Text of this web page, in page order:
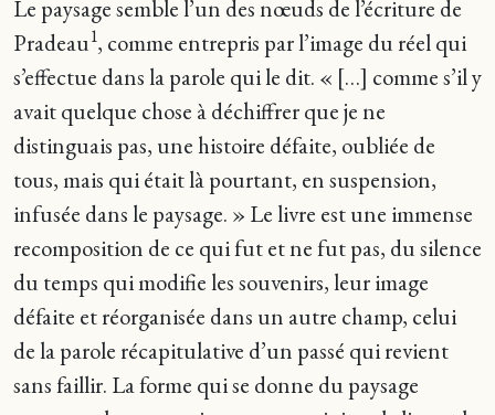
Le paysage semble l’un des nœuds de l’écriture de
Pradeau1, comme entrepris par l’image du réel qui
s’effectue dans la parole qui le dit. « […] comme s’il y
avait quelque chose à déchiffrer que je ne
distinguais pas, une histoire défaite, oubliée de
tous, mais qui était là pourtant, en suspension,
infusée dans le paysage. » Le livre est une immense
recomposition de ce qui fut et ne fut pas, du silence
du temps qui modifie les souvenirs, leur image
défaite et réorganisée dans un autre champ, celui
de la parole récapitulative d’un passé qui revient
sans faillir. La forme qui se donne du paysage